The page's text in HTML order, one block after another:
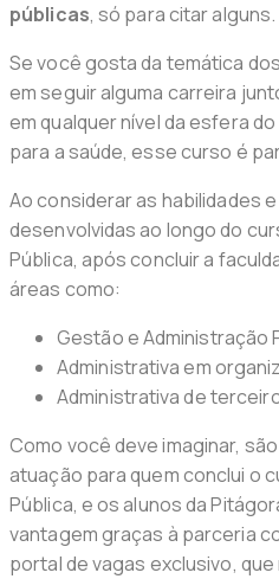
públicas, só para citar alguns.
Se você gosta da temática
em seguir alguma carreira
em qualquer nível da esfera
para a saúde, esse curso é
Ao considerar as habilidades
desenvolvidas ao longo do
Pública, após concluir a
áreas como:
Gestão e Administração
Administrativa em
Administrativa de
Como você deve imaginar,
atuação para quem conclui o
Pública, e os alunos da
vantagem graças à parceria
portal de vagas exclusivo,